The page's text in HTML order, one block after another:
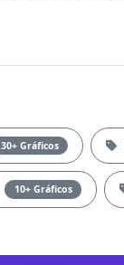
30+ Gráficos
10+ Gráficos